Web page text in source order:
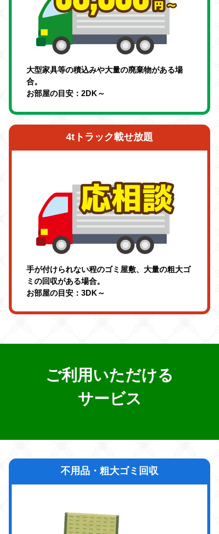
大型家具等の積込みや大量の廃棄物がある場
合。
お部屋の目安：2DK～
4tトラック載せ放題
手が付けられない程のゴミ屋敷、大量の粗大ゴ
ミの回収がある場合。
お部屋の目安：3DK～
ご利用いただける
サービス
不用品・粗大ゴミ回収